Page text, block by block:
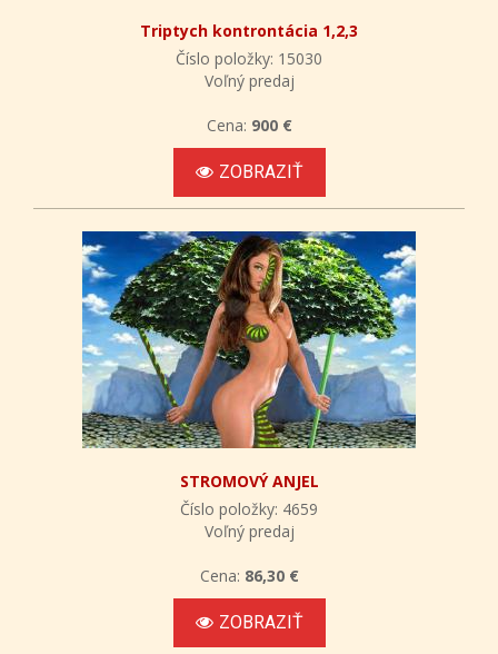
Triptych kontrontácia 1,2,3
Číslo položky: 15030
Voľný predaj
Cena: 900 €
ZOBRAZIŤ
STROMOVÝ ANJEL
Číslo položky: 4659
Voľný predaj
Cena: 86,30 €
ZOBRAZIŤ